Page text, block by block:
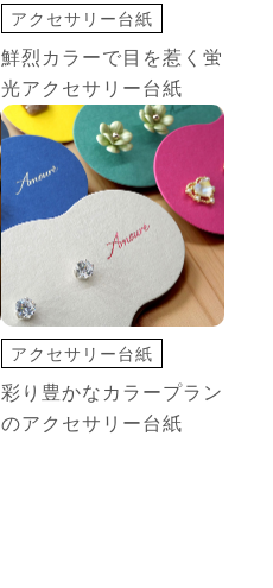
アクセサリー台紙
切込オプション
変形カード
蛍光カラー
鮮烈カラーで目を惹く蛍
光アクセサリー台紙
アクセサリー台紙
切込オプション
変形カード
彩り豊かなカラープラン
のアクセサリー台紙